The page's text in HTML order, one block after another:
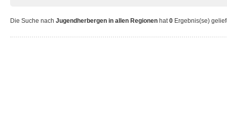
Die Suche nach Jugendherbergen in allen Regionen hat0 Ergebnis(se)